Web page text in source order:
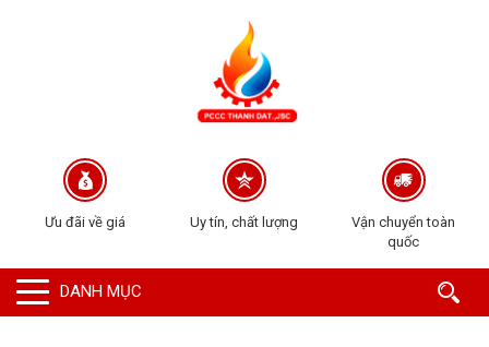
Ưu đãi về giá Uy tín, chất lượng
Vận chuyển toàn
quốc
DANH MỤC